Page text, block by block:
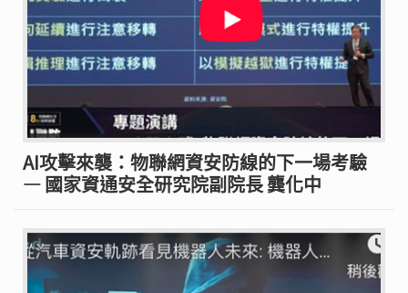
AI攻擊來襲：物聯網資安防線的下一場考驗
— 國家資通安全研究院副院長 龔化中